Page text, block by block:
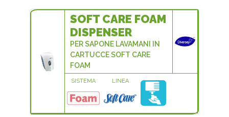
SOFT CARE FOAM
DISPENSER
PER SAPONE LAVAMANI IN
CARTUCCE SOFT CARE
FOAM
SISTEMA LINEA